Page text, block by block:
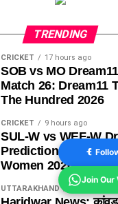
TRENDING
CRICKET 17 hours ago
SOB vs MO
Match 26: Dream11
The Hundred 2026
CRICKET 9 hours ago
SUL-W vs WEF-W
Prediction Match 27:
Women 2026
UTTARAKHAND 9 hours ago
Join Our